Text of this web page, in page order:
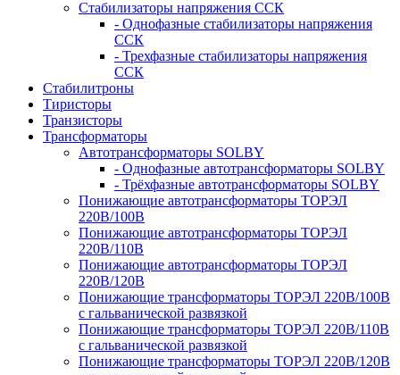
Стабилизаторы напряжения ССК
- Однофазные стабилизаторы напряжения
ССК
- Трехфазные стабилизаторы напряжения
ССК
Стабилитроны
Тиристоры
Транзисторы
Трансформаторы
Автотрансформаторы SOLBY
- Однофазные автотрансформаторы SOLBY
- Трёхфазные автотрансформаторы SOLBY
Понижающие автотрансформаторы ТОРЭЛ
220В/100В
Понижающие автотрансформаторы ТОРЭЛ
220В/110В
Понижающие автотрансформаторы ТОРЭЛ
220В/120В
Понижающие трансформаторы ТОРЭЛ 220В/100В
с гальванической развязкой
Понижающие трансформаторы ТОРЭЛ 220В/110В
с гальванической развязкой
Понижающие трансформаторы ТОРЭЛ 220В/120В